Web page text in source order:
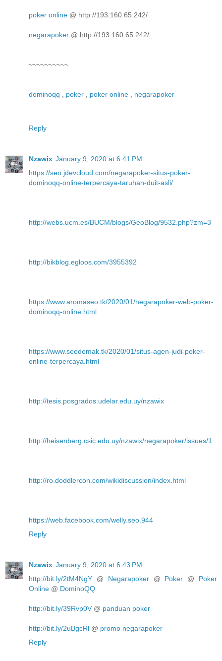
poker online @ http://193.160.65.242/
negarapoker @ http://193.160.65.242/
~~~~~~~~~~
dominoqq poker poker online negarapoker
Reply
Nzawix January 9, 2020 at 6:41 PM
https://seo.jdevcloud.com/negarapoker-situs-poker-
dominoqq-online-terpercaya-taruhan-duit-asli/
http://webs.ucm.es/BUCM/blogs/GeoBlog/9532.php?zm=3
http://bikblog.egloos.com/3955392
https://www.aromaseo.tk/2020/01/negarapoker-web-poker-
dominoqq-online.html
https://www.seodemak.tk/2020/01/situs-agen-judi-poker-
online-terpercaya.html
http://tesis.posgrados.udelar.edu.uy/nzawix
http://heisenberg.csic.edu.uy/nzawix/negarapoker/issues/1
http://ro.doddlercon.com/wikidiscussion/index.html
https://web.facebook.com/welly.seo.944
Reply
Nzawix January 9, 2020 at 6:43 PM
http://bit.ly/2tM4NgY @ Negarapoker@ Poker @ Poker
Online @ DominoQQ
http://bit.ly/39Rvp0V @ panduan poker
http://bit.ly/2uBgcRl @ promo negarapoker
Reply